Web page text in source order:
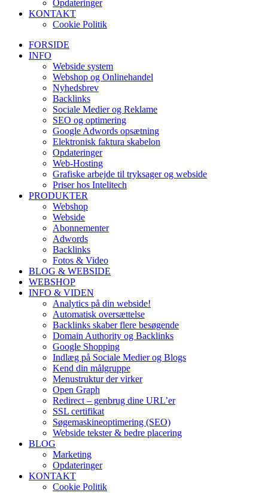
Opdateringer
KONTAKT
Cookie Politik
FORSIDE
INFO
Webside system
Webshop og Onlinehandel
Nyhedsbrev
Backlinks
Sociale Medier og Reklame
SEO og optimering
Google Adwords opsætning
Elektronisk faktura skabelon
Opdateringer
Web-Hosting
Grafiske arbejde til tryksager og webside
Priser hos Intelitech
PRODUKTER
Webshop
Webside
Abonnementer
Adwords
Backlinks
Fotos & Video
BLOG & WEBSIDE
WEBSHOP
INFO & VIDEN
Analytics på din webside!
Automatisk oversættelse
Backlinks skaber flere besøgende
Domain Authority og Backlinks
Google Shopping
Indlæg på Sociale Medier og Blogs
Kend din målgruppe
Menustruktur der virker
Open Graph
Redirect – genbrug dine URL’er
SSL certifikat
Søgemaskineoptimering (SEO)
Webside tekster & bedre placering
BLOG
Marketing
Opdateringer
KONTAKT
Cookie Politik